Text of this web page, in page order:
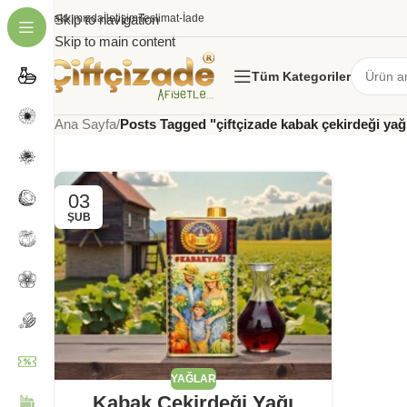
Skip to navigation
Skip to main content
HakkımızdaİletişimTeslimat-İade
Tüm Kategoriler
Tag Archives: çiftçizade
Ana Sayfa/Posts Tagged "çiftçizade kabak çekirdeği
03
ŞUB
YAĞLAR